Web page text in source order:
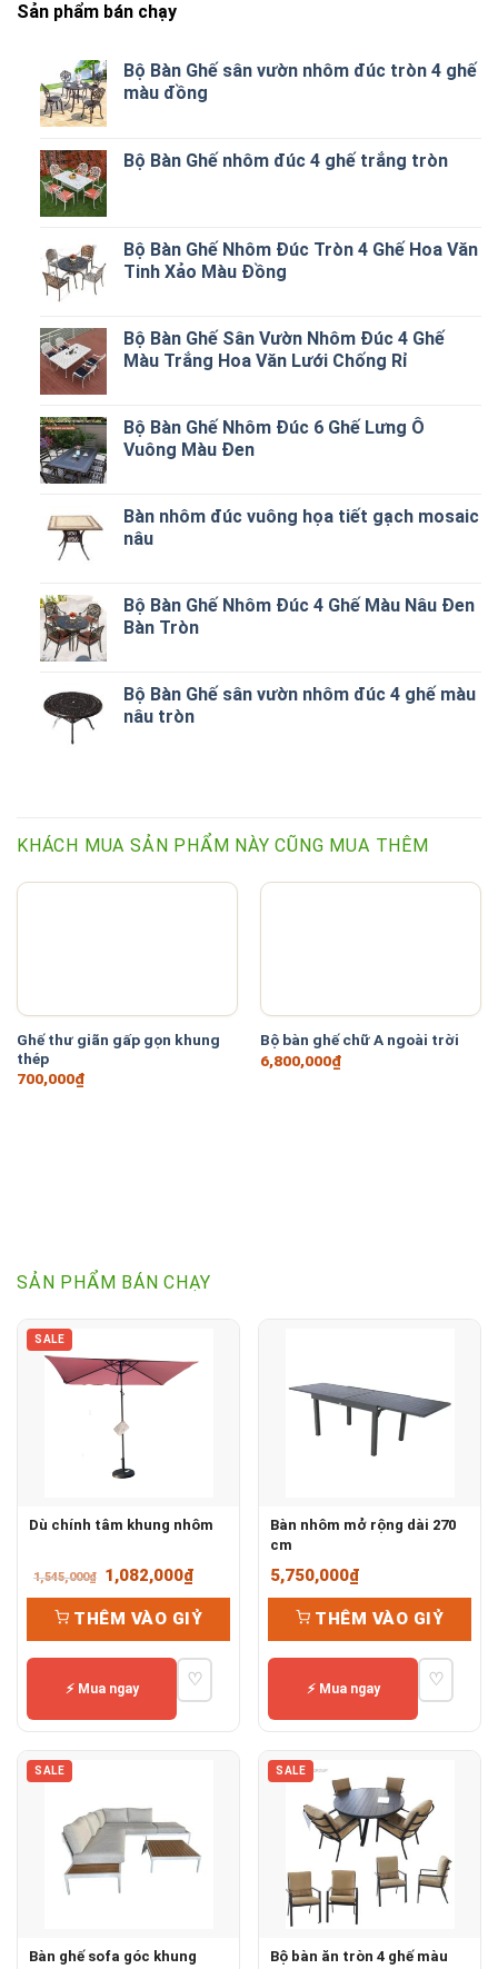
Sản phẩm bán chạy
Bộ Bàn Ghế sân vườn nhôm đúc tròn 4 ghế
màu đồng
Bộ Bàn Ghế nhôm đúc 4 ghế trắng tròn
Bộ Bàn Ghế Nhôm Đúc Tròn 4 Ghế Hoa Văn
Tinh Xảo Màu Đồng
Bộ Bàn Ghế Sân Vườn Nhôm Đúc 4 Ghế
Màu Trắng Hoa Văn Lưới Chống Rỉ
Bộ Bàn Ghế Nhôm Đúc 6 Ghế Lưng Ô
Vuông Màu Đen
Bàn nhôm đúc vuông họa tiết gạch mosaic
nâu
Bộ Bàn Ghế Nhôm Đúc 4 Ghế Màu Nâu Đen
Bàn Tròn
Bộ Bàn Ghế sân vườn nhôm đúc 4 ghế màu
nâu tròn
KHÁCH MUA SẢN PHẨM NÀY CŨNG MUA THÊM
Ghế thư giãn gấp gọn khung
thép
700,000₫
Bộ bàn ghế chữ A ngoài trời
6,800,000₫
SẢN PHẨM BÁN CHẠY
SALE
Dù chính tâm khung nhôm
1,545,000₫
Giá
gốc
là:
1,545,000₫.
1,082,000₫Giá
hiện
tại
là:
1,082,000₫.
THÊM VÀO GIỶ
⚡ Mua ngay ♡
Bàn nhôm mở rộng dài 270
cm
5,750,000₫
THÊM VÀO GIỶ
⚡ Mua ngay ♡
SALE
Bàn ghế sofa góc khung
SALE
Bộ bàn ăn tròn 4 ghế màu